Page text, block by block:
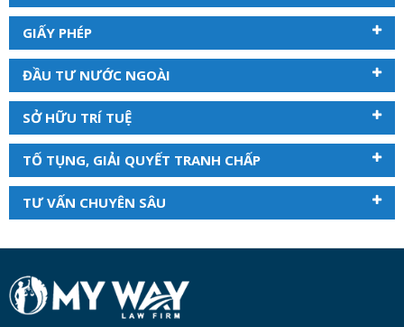
GIẤY PHÉP
ĐẦU TƯ NƯỚC NGOÀI
SỞ HỮU TRÍ TUỆ
TỐ TỤNG, GIẢI QUYẾT TRANH CHẤP
TƯ VẤN CHUYÊN SÂU